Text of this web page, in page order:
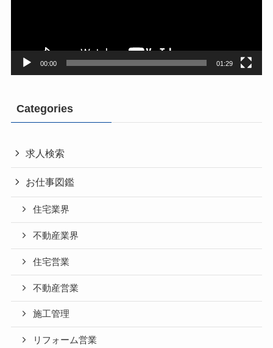
00:00 01:29
Categories
求人検索
お仕事図鑑
住宅業界
不動産業界
住宅営業
不動産営業
施工管理
リフォーム営業